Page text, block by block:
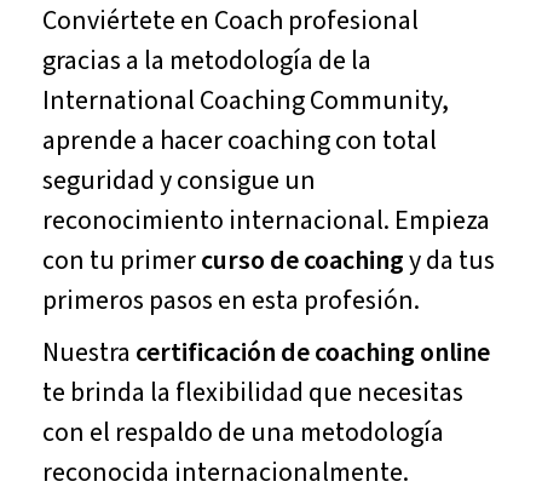
Conviértete en Coach profesional
gracias a la metodología de la
International Coaching Community,
aprende a hacer coaching con total
seguridad y consigue un
reconocimiento internacional. Empieza
con tu primercurso de coachingy da tus
primeros pasos en esta profesión.
Nuestra certificación de coaching online
te brinda la flexibilidad que necesitas
con el respaldo de una metodología
reconocida internacionalmente.